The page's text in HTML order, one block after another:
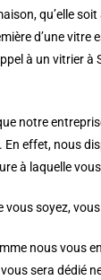
qu’elle
d’une vitre
à un vitrier à
notre
En effet, nous
à laquelle
vous soyez,
nous vous
sera dédié